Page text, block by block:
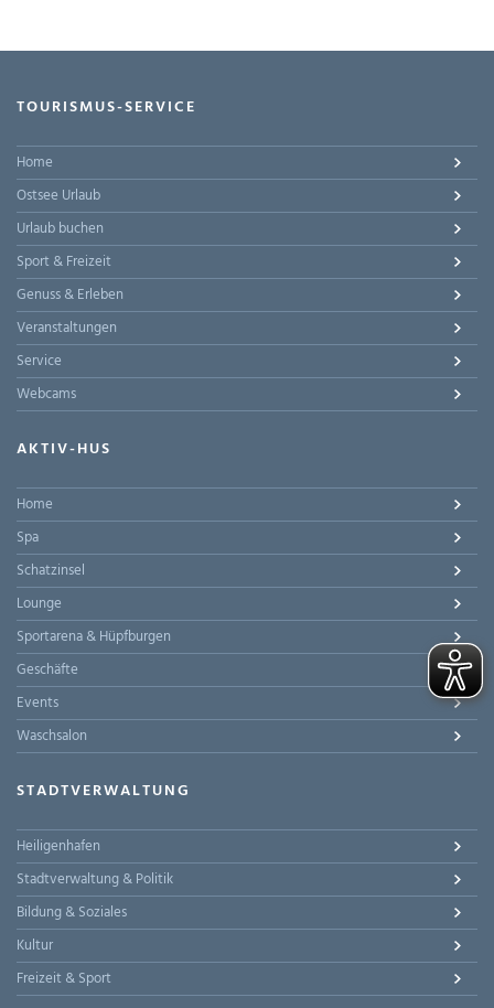
TOURISMUS-SERVICE
Home
Ostsee Urlaub
Urlaub buchen
Sport & Freizeit
Genuss & Erleben
Veranstaltungen
Service
Webcams
AKTIV-HUS
Home
Spa
Schatzinsel
Lounge
Sportarena & Hüpfburgen
Geschäfte
Events
Waschsalon
STADTVERWALTUNG
Heiligenhafen
Stadtverwaltung & Politik
Bildung & Soziales
Kultur
Freizeit & Sport